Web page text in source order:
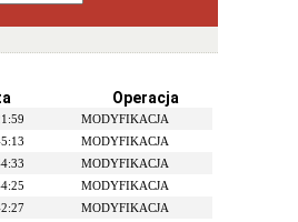
Operacja
MODYFIKACJA
MODYFIKACJA
MODYFIKACJA
MODYFIKACJA
MODYFIKACJA